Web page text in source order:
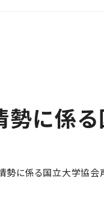
勢に係
勢に係る国立大学協会